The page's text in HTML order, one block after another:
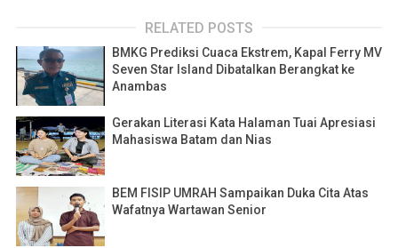
RELATED POSTS
BMKG Prediksi Cuaca Ekstrem, Kapal Ferry MV
Seven Star Island Dibatalkan Berangkat ke
Anambas
Gerakan Literasi Kata Halaman Tuai Apresiasi
Mahasiswa Batam dan Nias
BEM FISIP UMRAH Sampaikan Duka Cita Atas
Wafatnya Wartawan Senior